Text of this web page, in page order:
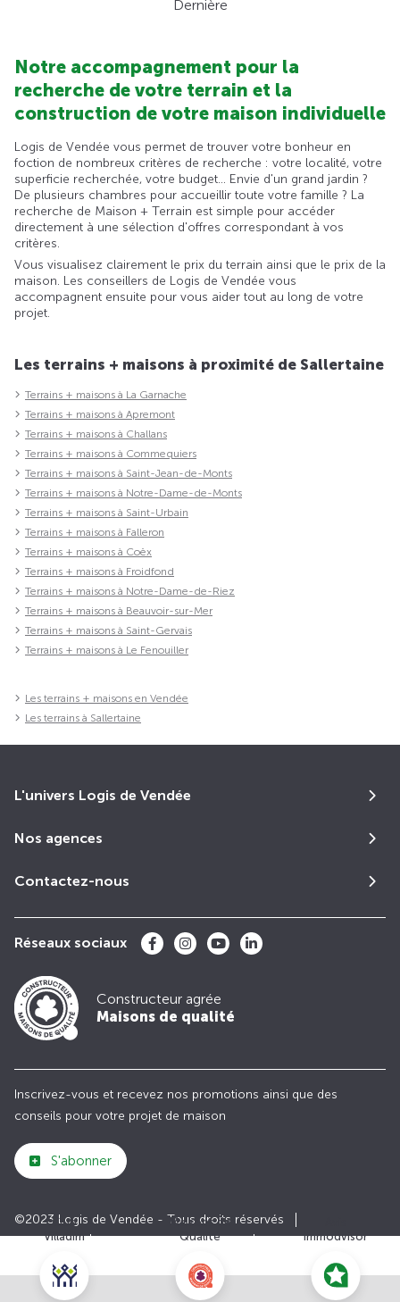
Club
Villadim
Maisons de
Qualité
Immodvisor
Dernière
Notre accompagnement pour la
recherche de votre terrain et la
construction de votre maison individuelle
Logis de Vendée vous permet de trouver votre bonheur en
foction de nombreux critères de recherche : votre localité, votre
superficie recherchée, votre budget... Envie d'un grand jardin ?
De plusieurs chambres pour accueillir toute votre famille ? La
recherche de Maison + Terrain est simple pour accéder
directement à une sélection d'offres correspondant à vos
critères.
Vous visualisez clairement le prix du terrain ainsi que le prix de la
maison. Les conseillers de Logis de Vendée vous
accompagnent ensuite pour vous aider tout au long de votre
projet.
Les terrains + maisons à proximité de Sallertaine
Terrains + maisons à La Garnache
Terrains + maisons à Apremont
Terrains + maisons à Challans
Terrains + maisons à Commequiers
Terrains + maisons à Saint-Jean-de-Monts
Terrains + maisons à Notre-Dame-de-Monts
Terrains + maisons à Saint-Urbain
Terrains + maisons à Falleron
Terrains + maisons à Coëx
Terrains + maisons à Froidfond
Terrains + maisons à Notre-Dame-de-Riez
Terrains + maisons à Beauvoir-sur-Mer
Terrains + maisons à Saint-Gervais
Terrains + maisons à Le Fenouiller
Les terrains + maisons en Vendée
Les terrains à Sallertaine
L'univers Logis de Vendée
Nos agences
Contactez-nous
Réseaux sociaux
Constructeur agrée
Maisons de qualité
Inscrivez-vous et recevez nos promotions ainsi que des
conseils pour votre projet de maison
S'abonner
©2023 Logis de Vendée - Tous droits réservés
Plan du site
Paramètres des cookies
Politiques de Confidentialités
Recrutement
Parrainer un ami Le groupe VILLADIM